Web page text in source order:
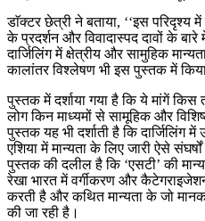
डाॅक्टर छेत्री ने बताया, ‘‘इस परिदृश्य
के प्रदर्शन और विवादास्पद दावों के बारे
दार्जिलिंग में क्षेत्रीय और सामुहिक
कालांतर विश्लेषण भी इस पुस्तक में
पुस्तक में दर्शाया गया है कि ये मांगें
लोग किन माध्यमों से सामूहिक और
पुस्तक यह भी दर्शाती है कि दार्जिलिंग
एशिया में मान्यता के लिए जारी ऐसे
पुस्तक की दलील है कि ‘एसटी’ की
रेखा भारत में वर्गीकरण और
करती है और कथित मान्यता के जो
की जा रही है।